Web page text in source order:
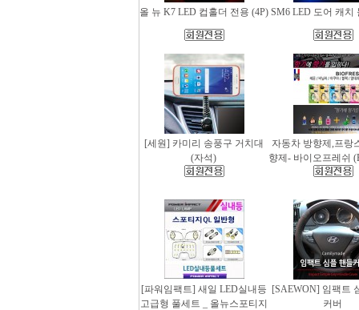
올 뉴 K7 LED 컵홀더 전용 (4P) SM6 LED 도어 캐치
[세원] 카미리 송풍구 거치대
(자석)
자동차 방향제,프랑
향제- 바이오프레쉬
[파워임팩트] 새일 LED실내등
고급형 풀세트 _ 올뉴스포티지
[SAEWON] 임팩트
커버